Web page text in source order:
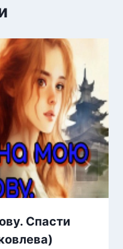
Спасти